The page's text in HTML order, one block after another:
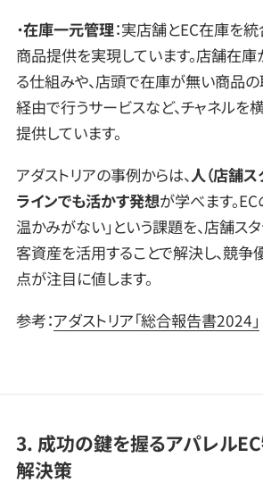
・在庫一元管理：実店舗とEC在庫を
商品提供を実現しています。店舗在
る仕組みや、店頭で在庫が無い商品
経由で行うサービスなど、チャネルを
提供しています。
アダストリアの事例からは、人（店舗ス
ラインでも活かす発想が学べます。
温かみがない」という課題を、店舗ス
客資産を活用することで解決し、競
点が注目に値します。
参考：アダストリア「総合報告書2024」
3. 成功の鍵を握るアパレル
解決策